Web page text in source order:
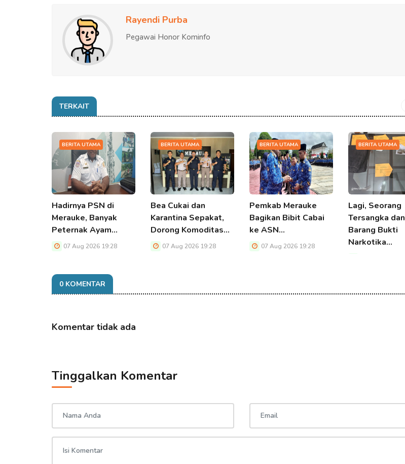
Rayendi Purba
Pegawai Honor Kominfo
TERKAIT
BERITA UTAMA
Hadirnya PSN di
Merauke, Banyak
Peternak Ayam…
07 Aug 2026 19:28
BERITA UTAMA
Bea Cukai dan
Karantina Sepakat,
Dorong Komoditas…
07 Aug 2026 19:28
BERITA UTAMA
Pemkab Merauke
Bagikan Bibit Cabai
ke ASN…
07 Aug 2026 19:28
BERITA UTAMA
Lagi, Seorang
Tersangka dan
Barang Bukti
Narkotika…
0 KOMENTAR
Komentar tidak ada
Tinggalkan Komentar